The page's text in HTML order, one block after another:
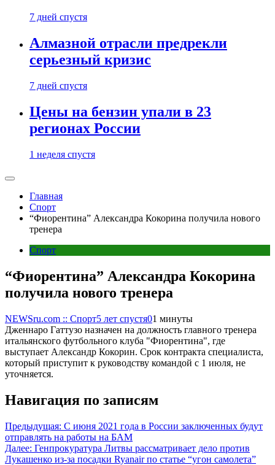
7 дней спустя
Алмазной отрасли предрекли
серьезный кризис
7 дней спустя
Цены на бензин упали в 23
регионах России
1 неделя спустя
Главная
Спорт
“Фиорентина” Александра Кокорина получила нового
тренера
Спорт
“Фиорентина” Александра Кокорина
получила нового тренера
NEWSru.com :: Спорт5 лет спустя01 минуты
Дженнаро Гаттузо назначен на должность главного тренера
итальянского футбольного клуба "Фиорентина", где
выступает Александр Кокорин. Срок контракта специалиста,
который приступит к руководству командой с 1 июля, не
уточняется.
Навигация по записям
Предыдущая: С июня 2021 года в России заключенных будут
отправлять на работы на БАМ
Далее: Генпрокуратура Литвы рассматривает дело против
Лукашенко из-за посадки Ryanair по статье “угон самолета”